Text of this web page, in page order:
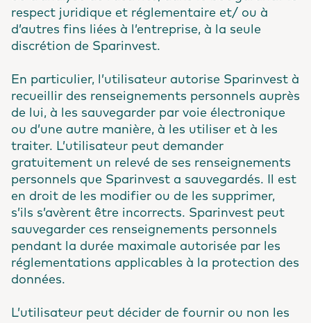
respect juridique et réglementaire et/ ou à
d’autres fins liées à l’entreprise, à la seule
discrétion de Sparinvest.
En particulier, l’utilisateur autorise Sparinvest à
recueillir des renseignements personnels auprès
de lui, à les sauvegarder par voie électronique
ou d’une autre manière, à les utiliser et à les
traiter. L’utilisateur peut demander
gratuitement un relevé de ses renseignements
personnels que Sparinvest a sauvegardés. Il est
en droit de les modifier ou de les supprimer,
s’ils s’avèrent être incorrects. Sparinvest peut
sauvegarder ces renseignements personnels
pendant la durée maximale autorisée par les
réglementations applicables à la protection des
données.
L’utilisateur peut décider de fournir ou non les